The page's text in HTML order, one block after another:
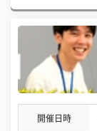
開催日時